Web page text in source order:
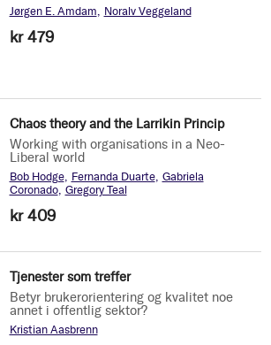
Jørgen E. Amdam Noralv Veggeland
kr 479
Chaos theory and the Larrikin Princip
Working with organisations in a Neo-
Liberal world
Bob Hodge Fernanda Duarte Gabriela
Coronado Gregory Teal
kr 409
Tjenester som treffer
Betyr brukerorientering og kvalitet noe
annet i offentlig sektor?
Kristian Aasbrenn